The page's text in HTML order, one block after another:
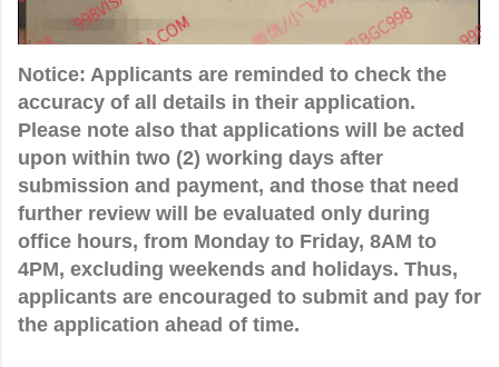
Notice: Applicants are reminded to check the
accuracy of all details in their application.
Please note also that applications will be acted
upon within two (2) working days after
submission and payment, and those that need
further review will be evaluated only during
office hours, from Monday to Friday, 8AM to
4PM, excluding weekends and holidays. Thus,
applicants are encouraged to submit and pay for
the application ahead of time.